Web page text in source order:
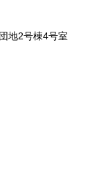
地2号棟4号室